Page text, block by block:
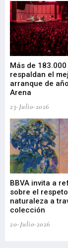
Más de
respaldan el
arranque de
Arena
23-Julio-2026
BBVA invita a
sobre el
naturaleza a
colección
20-Julio-2026